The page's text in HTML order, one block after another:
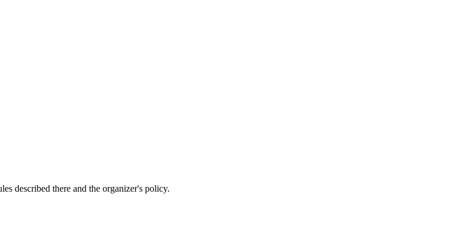
described there and the organizer's policy.